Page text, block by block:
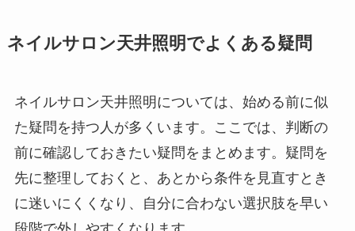
ネイルサロン天井照明でよくある疑問
ネイルサロン天井照明については、始める前に似
た疑問を持つ人が多くいます。ここでは、判断の
前に確認しておきたい疑問をまとめます。疑問を
先に整理しておくと、あとから条件を見直すとき
に迷いにくくなり、自分に合わない選択肢を早い